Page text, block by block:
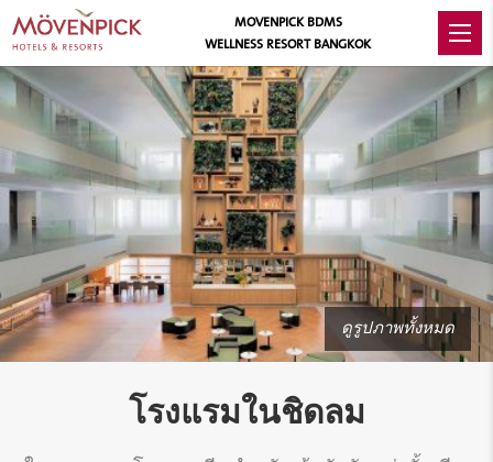
ดูรูปภาพทั้งหมด
โรงแรมในชิดลม
MOVENPICK BDMS
WELLNESS RESORT BANGKOK